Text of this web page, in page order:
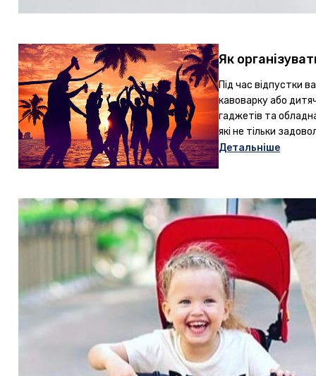
Як
Під час відпустки
кавоварку або
гаджетів та
які не тільки
Детальніше